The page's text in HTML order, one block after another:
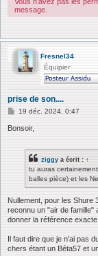
Vous n’avez pas les
message.
Fresnel34
Équipier
prise de son....
M
s
19 déc. 2024, 0:47
Bonsoir,
ziggy a écrit : ↑
tu auras
balles pièce) et les
Nullement, pour les Shure
reconnu un "air de famille"
donner la référence
Il faut dire que je n'ai pas
chers étant un Béta57 et